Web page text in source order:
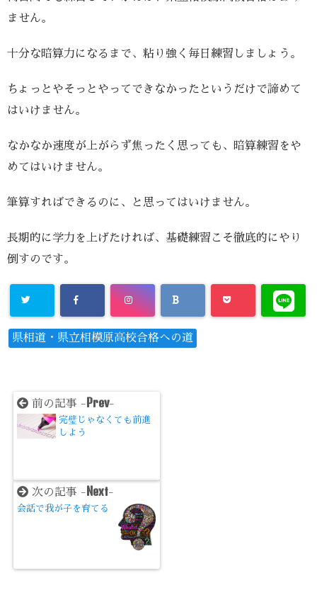
ません。
十分な暗算力になるまで、粘り強く毎日練習しましょう。
ちょっとやそっとやってできなかったというだけで諦めて
はいけません。
なかなか速度が上がらず焦ったく思っても、暗算練習をや
めてはいけません。
筆算すればできるのに、と思ってはいけません。
長期的に学力を上げたければ、基礎練習こそ徹底的にやり
倒すのです。
県相道・県立相模原高校合格への道
前の記事 - Prev-
完璧じゃなくても前進
しよう
次の記事 - Next-
会話で我が子を育てる